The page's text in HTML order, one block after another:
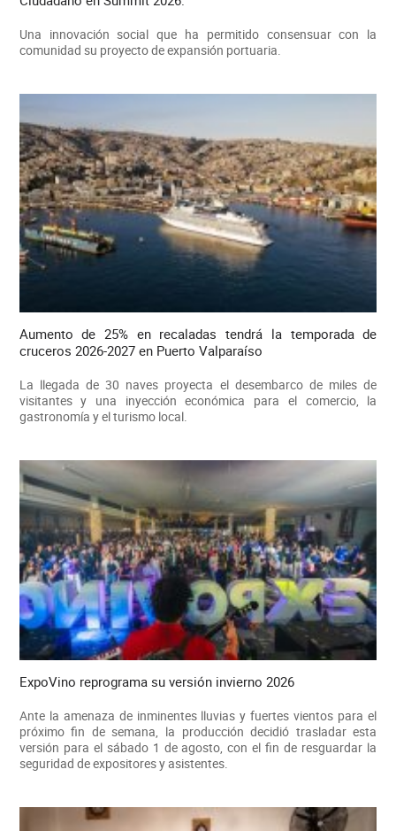
Una innovación social que ha permitido consensuar con la
comunidad su proyecto de expansión portuaria.
Aumento de 25% en recaladas tendrá la temporada de
cruceros 2026-2027 en Puerto Valparaíso
La llegada de 30 naves proyecta el desembarco de miles de
visitantes y una inyección económica para el comercio, la
gastronomía y el turismo local.
ExpoVino reprograma su versión invierno 2026
Ante la amenaza de inminentes lluvias y fuertes vientos para el
próximo fin de semana, la producción decidió trasladar esta
versión para el sábado 1 de agosto, con el fin de resguardar la
seguridad de expositores y asistentes.